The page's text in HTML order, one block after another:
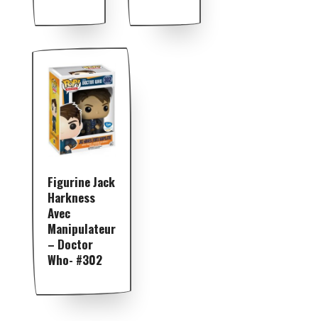
Figurine Jack
Harkness
Avec
Manipulateur
– Doctor
Who- #302